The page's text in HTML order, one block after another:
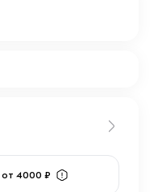
от 4000 ₽